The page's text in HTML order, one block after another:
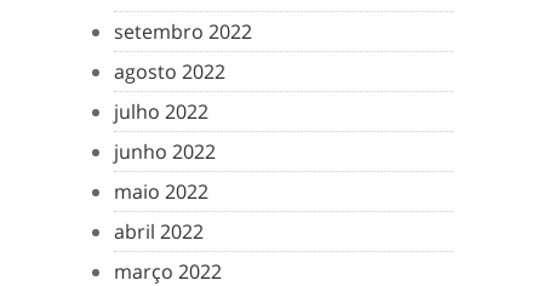
setembro 2022
agosto 2022
julho 2022
junho 2022
maio 2022
abril 2022
março 2022